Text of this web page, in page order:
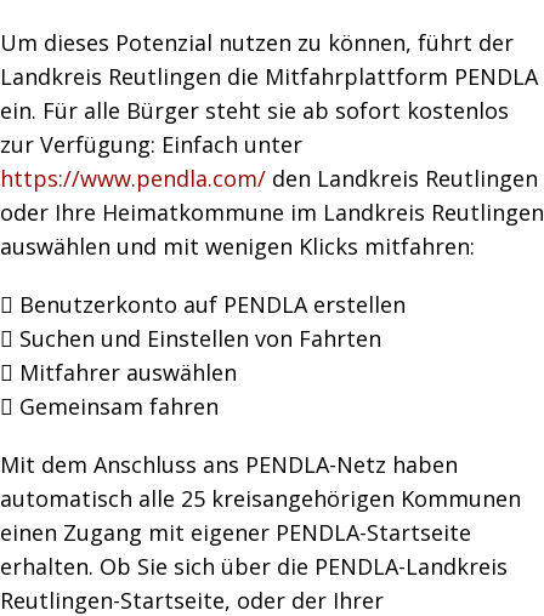
Um dieses Potenzial nutzen zu können, führt der
Landkreis Reutlingen die Mitfahrplattform PENDLA
ein. Für alle Bürger steht sie ab sofort kostenlos
zur Verfügung: Einfach unter
https://www.pendla.com/ den Landkreis Reutlingen
oder Ihre Heimatkommune im Landkreis Reutlingen
auswählen und mit wenigen Klicks mitfahren:
 Benutzerkonto auf PENDLA erstellen
 Suchen und Einstellen von Fahrten
 Mitfahrer auswählen
 Gemeinsam fahren
Mit dem Anschluss ans PENDLA-Netz haben
automatisch alle 25 kreisangehörigen Kommunen
einen Zugang mit eigener PENDLA-Startseite
erhalten. Ob Sie sich über die PENDLA-Landkreis
Reutlingen-Startseite, oder der Ihrer